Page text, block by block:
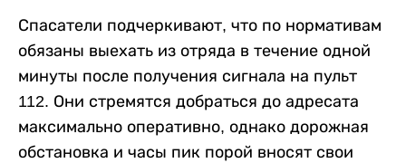
Спасатели подчеркивают, что по нормативам
обязаны выехать из отряда в течение одной
минуты после получения сигнала на пульт
112. Они стремятся добраться до адресата
максимально оперативно, однако дорожная
обстановка и часы пик порой вносят свои